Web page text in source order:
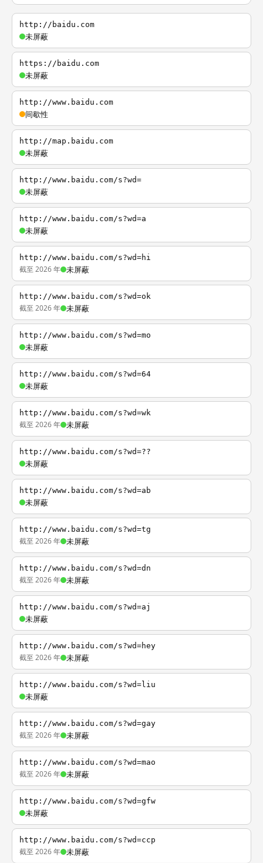
http://baidu.com
未屏蔽
https://baidu.com
未屏蔽
http://www.baidu.com
间歇性
http://map.baidu.com
未屏蔽
http://www.baidu.com/s?wd=
未屏蔽
http://www.baidu.com/s?wd=a
未屏蔽
http://www.baidu.com/s?wd=hi
截至 2026 年 未屏蔽
http://www.baidu.com/s?wd=ok
截至 2026 年 未屏蔽
http://www.baidu.com/s?wd=mo
未屏蔽
http://www.baidu.com/s?wd=64
未屏蔽
http://www.baidu.com/s?wd=wk
截至 2026 年 未屏蔽
http://www.baidu.com/s?wd=??
未屏蔽
http://www.baidu.com/s?wd=ab
未屏蔽
http://www.baidu.com/s?wd=tg
截至 2026 年 未屏蔽
http://www.baidu.com/s?wd=dn
截至 2026 年 未屏蔽
http://www.baidu.com/s?wd=aj
未屏蔽
http://www.baidu.com/s?wd=hey
截至 2026 年 未屏蔽
http://www.baidu.com/s?wd=liu
未屏蔽
http://www.baidu.com/s?wd=gay
截至 2026 年 未屏蔽
http://www.baidu.com/s?wd=mao
截至 2026 年 未屏蔽
http://www.baidu.com/s?wd=gfw
未屏蔽
http://www.baidu.com/s?wd=ccp
截至 2026 年 未屏蔽